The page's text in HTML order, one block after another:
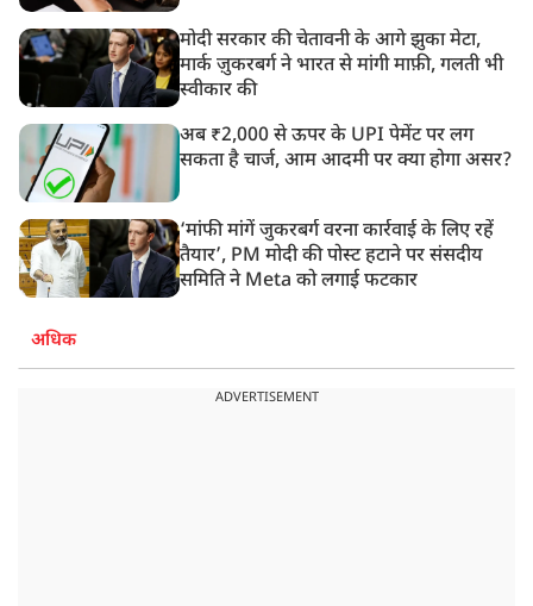
मोदी सरकार की चेतावनी के आगे झुका मेटा,
मार्क ज़ुकरबर्ग ने भारत से मांगी माफ़ी, गलती भी
स्वीकार की
अब ₹2,000 से ऊपर के UPI पेमेंट पर लग
सकता है चार्ज, आम आदमी पर क्या होगा असर?
‘मांफी मांगें जुकरबर्ग वरना कार्रवाई के लिए रहें
तैयार’, PM मोदी की पोस्ट हटाने पर संसदीय
समिति ने Meta को लगाई फटकार
अधिक
ADVERTISEMENT